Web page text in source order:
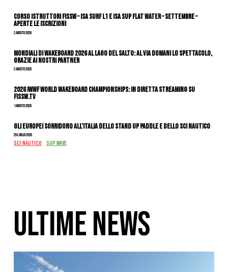
CORSO ISTRUTTORI FISSW – ISA SURF L1 e ISA SUP Flat Water – SETTEMBRE –
APERTE LE ISCRIZIONI
2 Agosto 2026
Mondiali di Wakeboard 2026 al Lago del Salto: al via domani lo spettacolo,
grazie ai nostri Partner
2 Agosto 2026
2026 IWWF WORLD WAKEBOARD CHAMPIONSHIPS: IN DIRETTA STREAMING SU
FISSW.TV
1 Agosto 2026
Gli Europei sorridono all’Italia dello stand up paddle e dello sci nautico
29 Luglio 2026
SCI NAUTICO SUP WAVE
ULTIME NEWS